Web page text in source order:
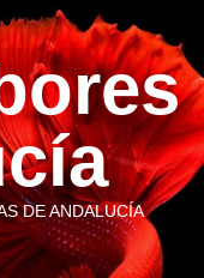
DE ANDALUCÍA